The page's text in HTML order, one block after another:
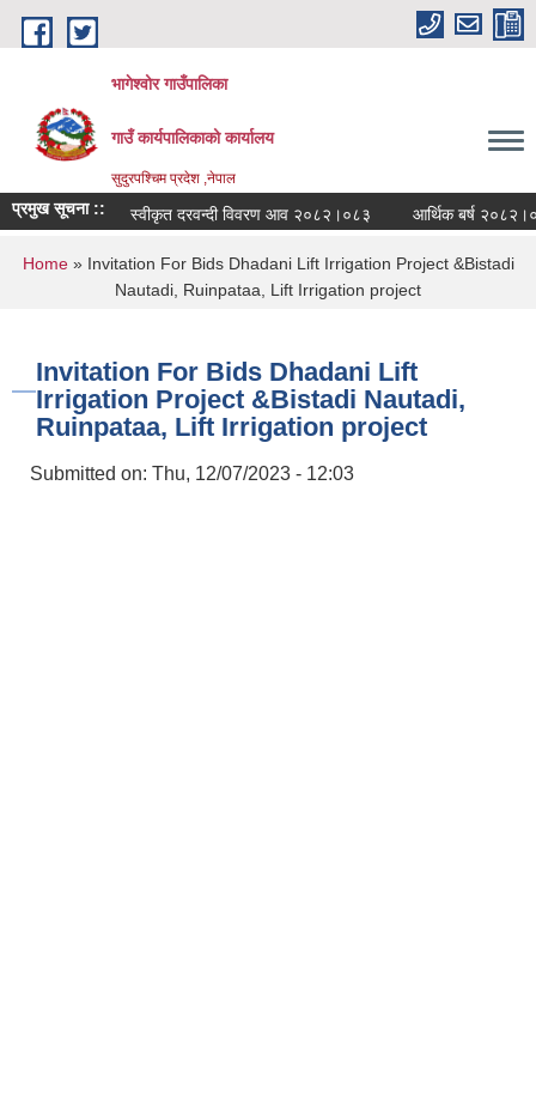
Skip to main content
भागेश्वोर गाउँपालिका
गाउँ कार्यपालिकाको कार्यालय
सुदुरपश्चिम प्रदेश ,नेपाल
प्रमुख सूचना :: स्वीकृत दरवन्दी विवरण आव २०८२।०८३ आर्थिक बर्ष २०८२।०८३
You are here
Home» Invitation For Bids Dhadani Lift Irrigation Project &Bistadi
Nautadi, Ruinpataa, Lift Irrigation project
Invitation For Bids Dhadani Lift
Irrigation Project &Bistadi Nautadi,
Ruinpataa, Lift Irrigation project
Submitted on: Thu, 12/07/2023 - 12:03